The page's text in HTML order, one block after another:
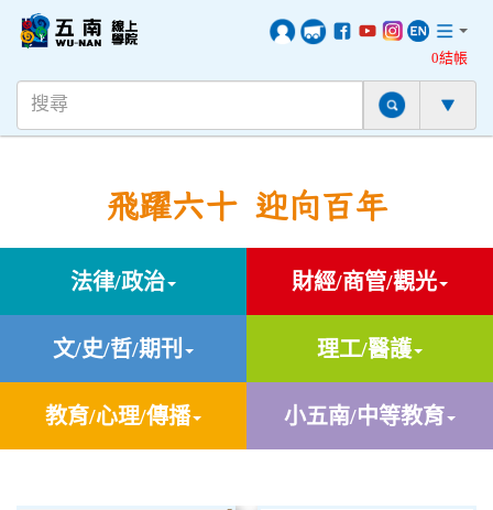
0結帳
飛躍六十 迎向百年
法律/政治 財經/商管/觀光
文/史/哲/期刊 理工/醫護
教育/心理/傳播 小五南/中等教育